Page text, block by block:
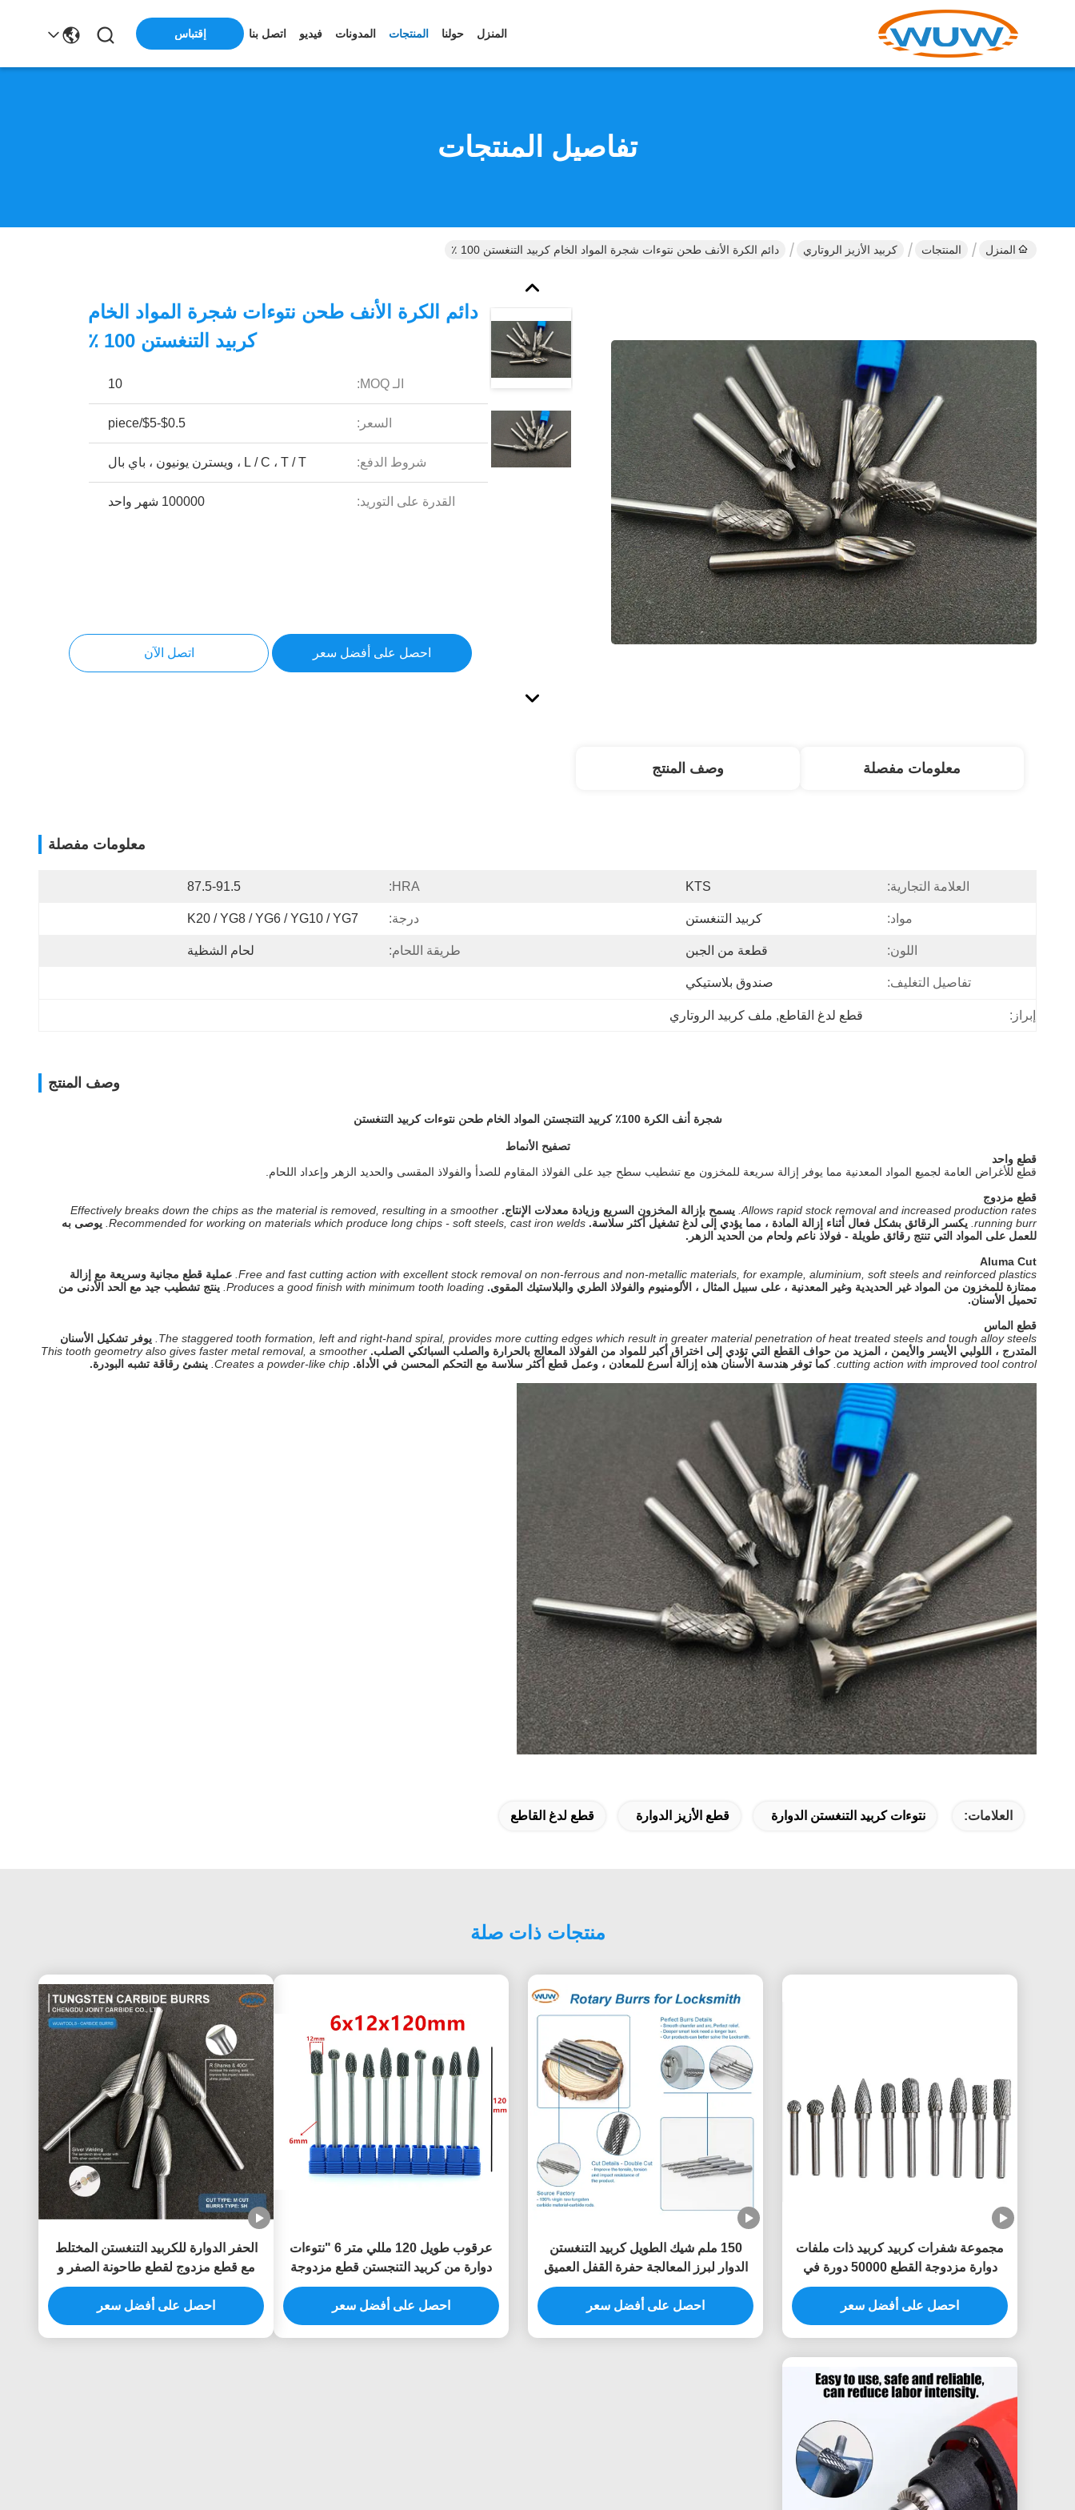
المنزل حولنا المنتجات المدونات فيديو اتصل بنا إقتباس
تفاصيل المنتجات
المنزل المنتجات كربيد الأزيز الروتاري دائم الكرة الأنف طحن نتوءات شجرة المواد الخام كربيد التنغستن 100 ٪
دائم الكرة الأنف طحن نتوءات شجرة المواد الخام
كربيد التنغستن 100 ٪
الـ MOQ: 10
السعر: $0.5-$5/piece
شروط الدفع: L / C ، T / T ، ويسترن يونيون ، باي بال
القدرة على التوريد: 100000 شهر واحد
احصل على أفضل سعر اتصل الآن
معلومات مفصلة وصف المنتج
معلومات مفصلة
العلامة التجارية: KTS
HRA:
87.5-91.5
مواد: كربيد التنغستن درجة: K20 / YG8 / YG6 / YG10 / YG7
اللون: قطعة من الجبن طريقة اللحام: لحام الشظية
تفاصيل التغليف: صندوق بلاستيكي
إبراز: قطع لدغ القاطع, ملف كربيد الروتاري
وصف المنتج
شجرة أنف الكرة 100٪ كربيد التنجستن المواد الخام طحن نتوءات كربيد التنغستن
تصفيح الأنماط
قطع واحد
قطع للأغراض العامة لجميع المواد المعدنية مما يوفر إزالة سريعة للمخزون مع تشطيب سطح جيد على الفولاذ المقاوم للصدأ والفولاذ المقسى والحديد الزهر وإعداد اللحام.
قطع مزدوج
Allows rapid stock removal and increased production rates. يسمح بإزالة المخزون السريع وزيادة معدلات الإنتاج. Effectively breaks down the chips as the material is removed, resulting in a smoother
running burr. يكسر الرقائق بشكل فعال أثناء إزالة المادة ، مما يؤدي إلى لدغ تشغيل أكثر سلاسة. Recommended for working on materials which produce long chips - soft steels, cast iron welds. يوصى به
للعمل على المواد التي تنتج رقائق طويلة - فولاذ ناعم ولحام من الحديد الزهر.
Aluma Cut
Free and fast cutting action with excellent stock removal on non-ferrous and non-metallic materials, for example, aluminium, soft steels and reinforced plastics. عملية قطع مجانية وسريعة مع إزالة
ممتازة للمخزون من المواد غير الحديدية وغير المعدنية ، على سبيل المثال ، الألومنيوم والفولاذ الطري والبلاستيك المقوى. Produces a good finish with minimum tooth loading. ينتج تشطيب جيد مع الحد الأدنى من
تحميل الأسنان.
قطع الماس
The staggered tooth formation, left and right-hand spiral, provides more cutting edges which result in greater material penetration of heat treated steels and tough alloy steels. يوفر تشكيل الأسنان
المتدرج ، اللولبي الأيسر والأيمن ، المزيد من حواف القطع التي تؤدي إلى اختراق أكبر للمواد من الفولاذ المعالج بالحرارة والصلب السبائكي الصلب. This tooth geometry also gives faster metal removal, a smoother
cutting action with improved tool control. كما توفر هندسة الأسنان هذه إزالة أسرع للمعادن ، وعمل قطع أكثر سلاسة مع التحكم المحسن في الأداة. Creates a powder-like chip. ينشئ رقاقة تشبه البودرة.
العلامات: نتوءات كربيد التنغستن الدوارة قطع الأزيز الدوارة قطع لدغ القاطع
منتجات ذات صلة
مجموعة شفرات كربيد كربيد ذات ملفات
دوارة مزدوجة القطع 50000 دورة في
الدقيقة
احصل على أفضل سعر
150 ملم شيك الطويل كربيد التنغستن
الدوار لبرز المعالجة حفرة القفل العميق
مع أطول إضافية كربيد غلي الصابون
احصل على أفضل سعر
عرقوب طويل 120 مللي متر 6 "نتوءات
دوارة من كربيد التنجستن قطع مزدوجة
لقمة طحن القالب لمعالجة المعادن في
الفتحة العميقة قالب السيارات
احصل على أفضل سعر
الحفر الدوارة للكربيد التنغستن المختلط
مع قطع مزدوج لقطع طاحونة الصفر و
1/4 "المنحدرات المعدنية البوليستين
احصل على أفضل سعر